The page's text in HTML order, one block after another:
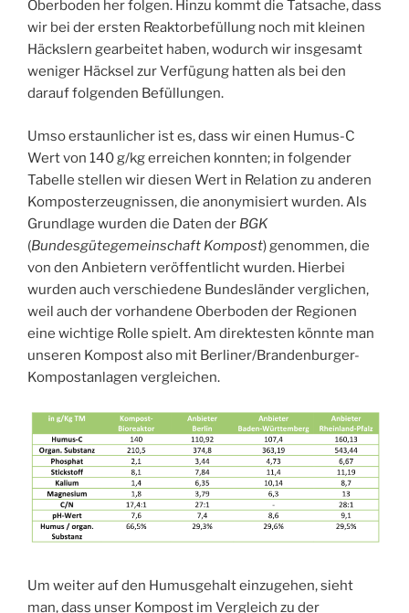
Oberboden her folgen. Hinzu kommt die Tatsache, dass
wir bei der ersten Reaktorbefüllung noch mit kleinen
Häckslern gearbeitet haben, wodurch wir insgesamt
weniger Häcksel zur Verfügung hatten als bei den
darauf folgenden Befüllungen.
Umso erstaunlicher ist es, dass wir einen Humus-C
Wert von 140 g/kg erreichen konnten; in folgender
Tabelle stellen wir diesen Wert in Relation zu anderen
Komposterzeugnissen, die anonymisiert wurden. Als
Grundlage wurden die Daten der BGK
(Bundesgütegemeinschaft Kompost) genommen, die
von den Anbietern veröffentlicht wurden. Hierbei
wurden auch verschiedene Bundesländer verglichen,
weil auch der vorhandene Oberboden der Regionen
eine wichtige Rolle spielt. Am direktesten könnte man
unseren Kompost also mit Berliner/Brandenburger-
Kompostanlagen vergleichen.
Um weiter auf den Humusgehalt einzugehen, sieht
man, dass unser Kompost im Vergleich zu der